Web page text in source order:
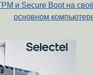
и Secure Boot на
основном